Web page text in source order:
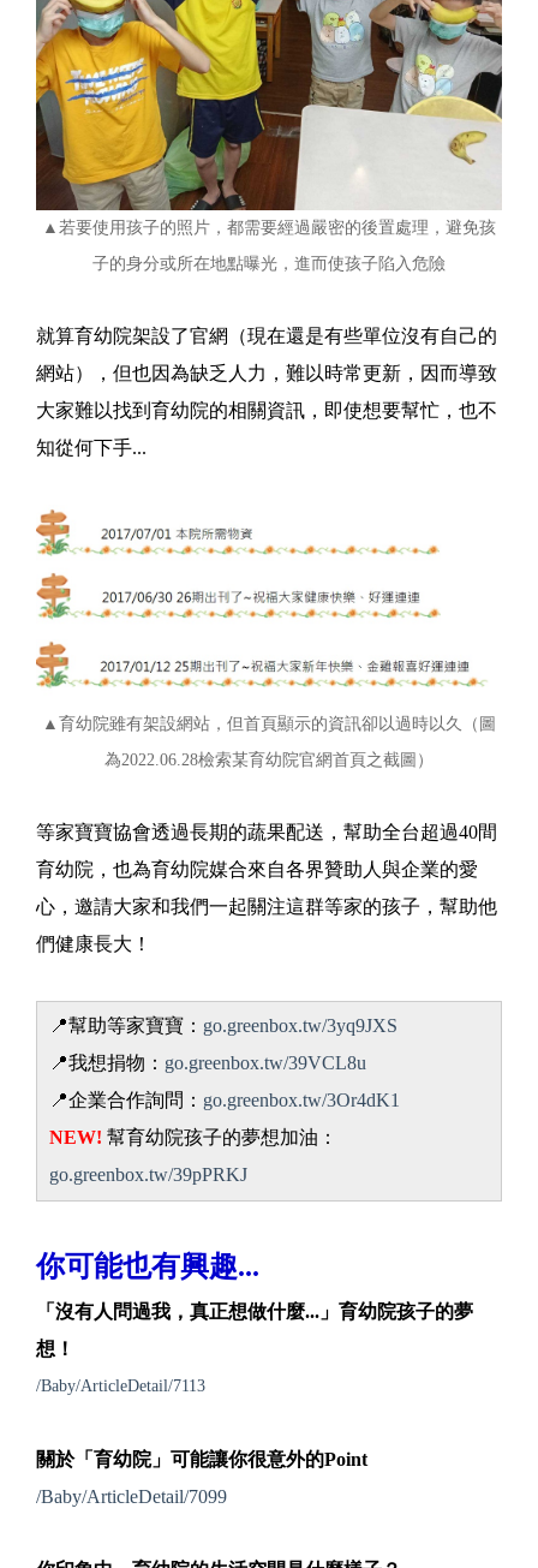
▲若要使用孩子的照片，都需要經過嚴密的後置處理，避免孩
子的身分或所在地點曝光，進而使孩子陷入危險
就算育幼院架設了官網（現在還是有些單位沒有自己的
網站），但也因為缺乏人力，難以時常更新，因而導致
大家難以找到育幼院的相關資訊，即使想要幫忙，也不
知從何下手...
▲育幼院雖有架設網站，但首頁顯示的資訊卻以過時以久（圖
為2022.06.28檢索某育幼院官網首頁之截圖）
等家寶寶協會透過長期的蔬果配送，幫助全台超過40間
育幼院，也為育幼院媒合來自各界贊助人與企業的愛
心，邀請大家和我們一起關注這群等家的孩子，幫助他
們健康長大！
📍幫助等家寶寶： go.greenbox.tw/3yq9JXS
📍我想捐物： go.greenbox.tw/39VCL8u
📍企業合作詢問： go.greenbox.tw/3Or4dK1
NEW! 幫育幼院孩子的夢想加油：
go.greenbox.tw/39pPRKJ
你可能也有興趣...
「沒有人問過我，真正想做什麼...」育幼院孩子的夢
想！
/Baby/ArticleDetail/7113
關於「育幼院」可能讓你很意外的Point
/Baby/ArticleDetail/7099